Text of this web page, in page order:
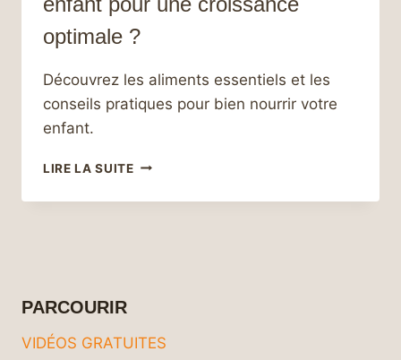
optimale ?
Découvrez les aliments essentiels et les
conseils pratiques pour bien nourrir votre
enfant.
LIRE LA SUITEQUE
À
OPTIMALE
PARCOURIR
VIDÉOS GRATUITES